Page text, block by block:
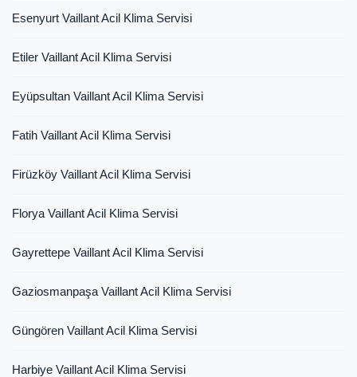
Esenyurt Vaillant Acil Klima Servisi
Etiler Vaillant Acil Klima Servisi
Eyüpsultan Vaillant Acil Klima Servisi
Fatih Vaillant Acil Klima Servisi
Firüzköy Vaillant Acil Klima Servisi
Florya Vaillant Acil Klima Servisi
Gayrettepe Vaillant Acil Klima Servisi
Gaziosmanpaşa Vaillant Acil Klima Servisi
Güngören Vaillant Acil Klima Servisi
Harbiye Vaillant Acil Klima Servisi